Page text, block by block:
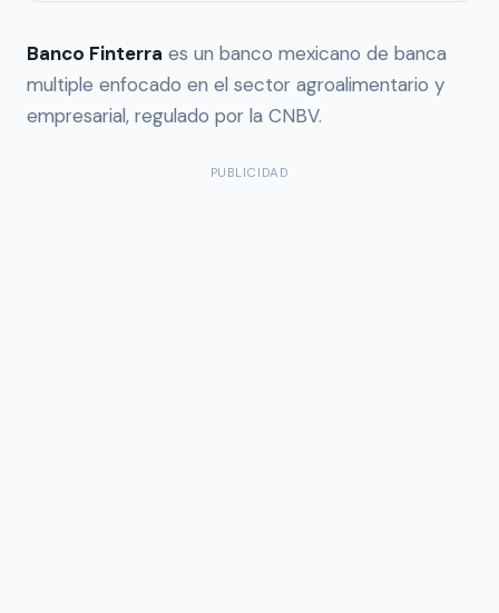
Banco Finterra es un banco mexicano de banca
multiple enfocado en el sector agroalimentario y
empresarial, regulado por la CNBV.
PUBLICIDAD